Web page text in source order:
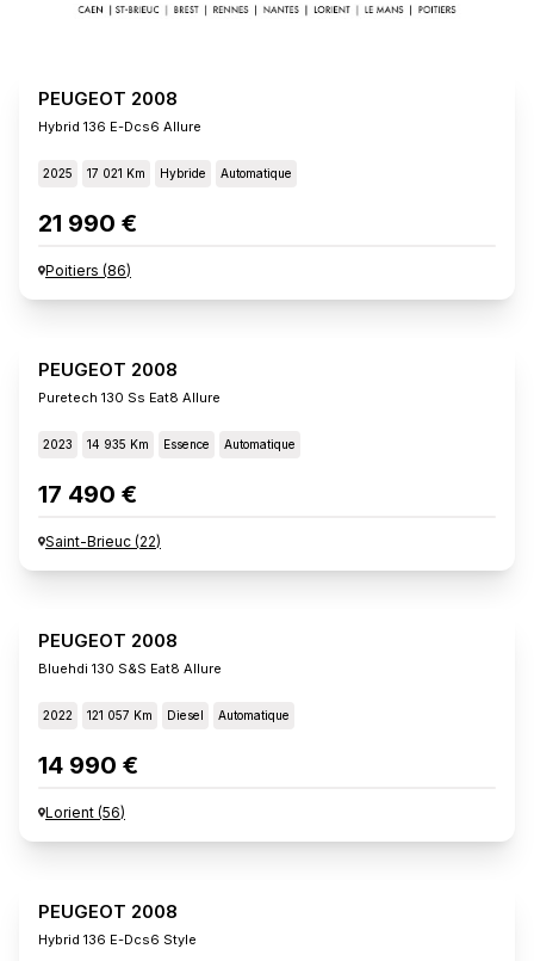
PEUGEOT 2008
Hybrid 136 E-Dcs6 Allure
2025 17 021 Km Hybride Automatique
21 990 €
Poitiers (86)
PEUGEOT 2008
Puretech 130 Ss Eat8 Allure
2023 14 935 Km Essence Automatique
17 490 €
Saint-Brieuc (22)
PEUGEOT 2008
Bluehdi 130 S&s Eat8 Allure
2022 121 057 Km Diesel Automatique
14 990 €
Lorient (56)
PEUGEOT 2008
Hybrid 136 E-Dcs6 Style